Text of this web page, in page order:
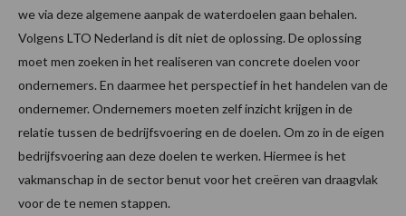
we via deze algemene aanpak de waterdoelen gaan behalen.
Volgens LTO Nederland is dit niet de oplossing. De oplossing
moet men zoeken in het realiseren van concrete doelen voor
ondernemers. En daarmee het perspectief in het handelen van de
ondernemer. Ondernemers moeten zelf inzicht krijgen in de
relatie tussen de bedrijfsvoering en de doelen. Om zo in de eigen
bedrijfsvoering aan deze doelen te werken. Hiermee is het
vakmanschap in de sector benut voor het creëren van draagvlak
voor de te nemen stappen.